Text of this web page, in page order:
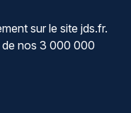
sur le site jds.fr.
de nos 3 000 000